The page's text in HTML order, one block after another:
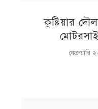
কুষ্টিয়ার
ফেব্রুয়ারি